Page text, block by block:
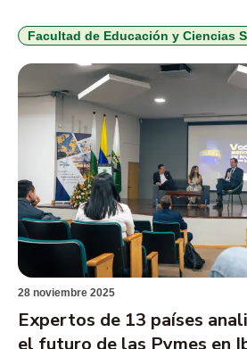
Facultad de Educación y Ciencias
28 noviembre 2025
Expertos de 13 países
el futuro de las Pymes en